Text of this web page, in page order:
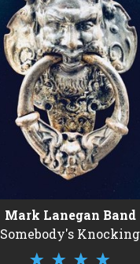
Mark Lanegan Band
Somebody's Knocking